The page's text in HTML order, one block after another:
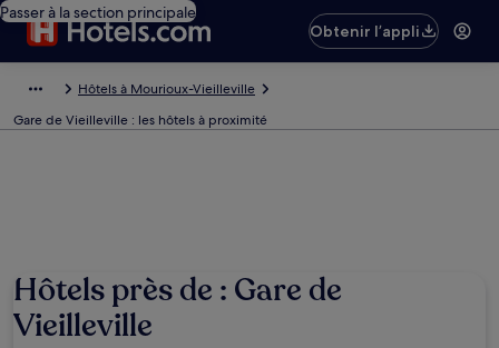
Passer à la section principale
Obtenir l’appli
Hôtels à Mourioux-Vieilleville
Gare de Vieilleville : les hôtels à proximité
Hôtels près de : Gare de
Vieilleville